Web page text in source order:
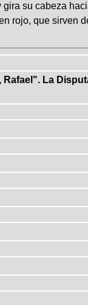
su cabeza
rojo, que sirven
La